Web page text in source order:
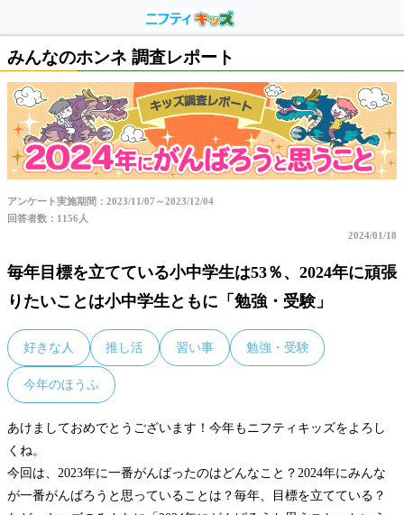
みんなのホンネ 調査レポート
アンケート実施期間：2023/11/07～2023/12/04
回答者数：1156人
2024/01/18
毎年目標を立てている小中学生は53％、2024年に頑張
りたいことは小中学生ともに「勉強・受験」
好きな人 推し活 習い事 勉強・受験
今年のほうふ
あけましておめでとうございます！今年もニフティキッズをよろし
くね。
今回は、2023年に一番がんばったのはどんなこと？2024年にみんな
が一番がんばろうと思っていることは？毎年、目標を立てている？